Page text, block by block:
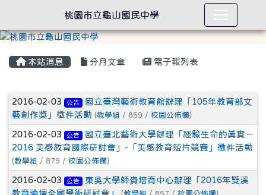
本站消息 分月文章 電子報列表
文章列表
2016-02-03 公告
國立臺灣藝術教育館辦理「105年教育部文
藝創作獎」徵件活動 (教學組 / 859 / 校園公佈欄 )
2016-02-03 公告
國立臺北藝術大學辦理「經驗生命的真實－
2016 美感教育國際研討會」-「美感教育短片競賽」徵件活動
(教學組 / 879 / 校園公佈欄 )
2016-02-03 公告
東吳大學師資培育中心辦理「2016年雙溪
桃園市立龜山國民中學